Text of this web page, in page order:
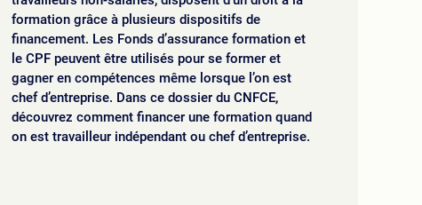
formation grâce à plusieurs dispositifs de
financement. Les Fonds d’assurance formation et
le CPF peuvent être utilisés pour se former et
gagner en compétences même lorsque l’on est
chef d’entreprise. Dans ce dossier du CNFCE,
découvrez comment financer une formation quand
on est travailleur indépendant ou chef d’entreprise.